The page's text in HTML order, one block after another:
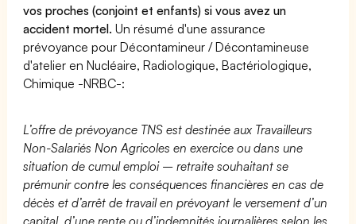
vos proches (conjoint et enfants) si vous avez un
accident mortel. Un résumé d'une assurance
prévoyance pour Décontamineur / Décontamineuse
d'atelier en Nucléaire, Radiologique, Bactériologique,
Chimique -NRBC-:
L’offre de prévoyance TNS est destinée aux Travailleurs
Non-Salariés Non Agricoles en exercice ou dans une
situation de cumul emploi – retraite souhaitant se
prémunir contre les conséquences financières en cas de
décès et d’arrêt de travail en prévoyant le versement d’un
capital, d’une rente ou d’indemnités journalières selon les